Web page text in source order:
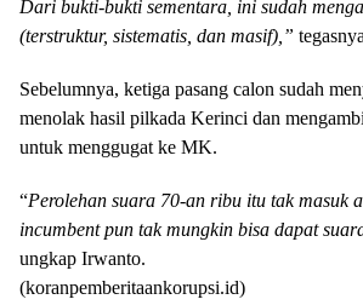
Dari bukti-bukti sementara, ini sudah
(terstruktur, sistematis, dan masif),”
Sebelumnya, ketiga pasang calon sudah
menolak hasil pilkada Kerinci dan
untuk menggugat ke MK.
“Perolehan suara 70-an ribu itu tak masuk
incumbent pun tak mungkin bisa dapat
ungkap Irwanto.
(koranpemberitaankorupsi.id)